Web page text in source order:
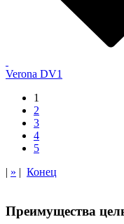
Verona DV1
1
2
3
4
5
| » | Конец
Преимущества